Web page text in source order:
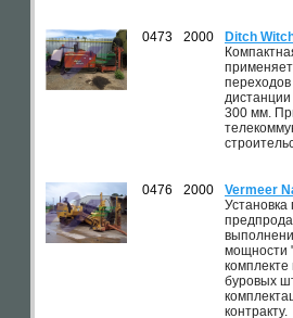
0473 2000
Ditch
300 мм.
0476 2000
Vermeer
мощности
комплекте
буровых
контракту.